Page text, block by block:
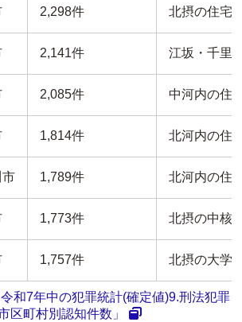
2,298件 北摂の住宅
2,141件 江坂・千里
2,085件 中河内の住
1,814件 北河内の住
市 1,789件 北河内の住
1,773件 北摂の中核
1,757件 北摂の大学
和7年中の犯罪統計(確定値)9.刑法犯罪
区町村別認知件数」